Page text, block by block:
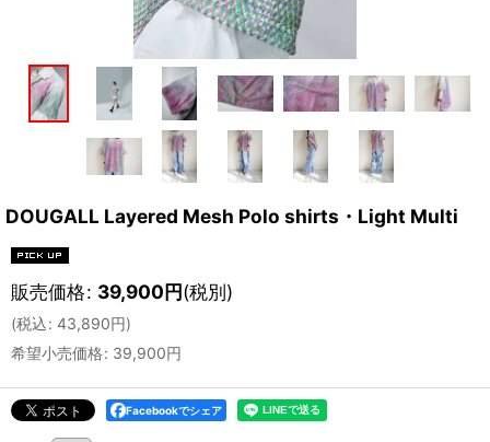
DOUGALL Layered Mesh Polo shirts・Light Multi
販売価格: 39,900円(税別)
(税込: 43,890円)
希望小売価格: 39,900円
Facebookでシェア